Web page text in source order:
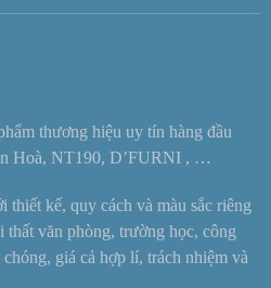
thương hiệu uy tín hàng đầu
Hoà, NT190, D’FURNI , …
thiết kế, quy cách và màu sắc riêng
thất văn phòng, trường học, công
giá cả hợp lí, trách nhiệm và